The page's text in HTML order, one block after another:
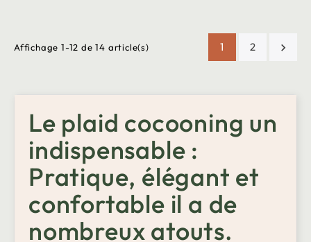
Affichage 1-12 de 14 article(s) 1 2 
Le plaid cocooning un
indispensable :
Pratique, élégant et
confortable il a de
nombreux atouts.